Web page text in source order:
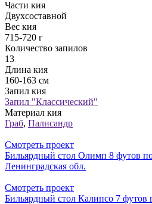
Части кия
Двухсоставной
Вес кия
715-720 г
Количество запилов
13
Длина кия
160-163 см
Запил кия
Запил "Классический"
Материал кия
Граб, Палисандр
Смотреть проект
Бильярдный стол Олимп 8 футов
Ленинградская обл.
Смотреть проект
Бильярдный стол Калипсо 7 футов